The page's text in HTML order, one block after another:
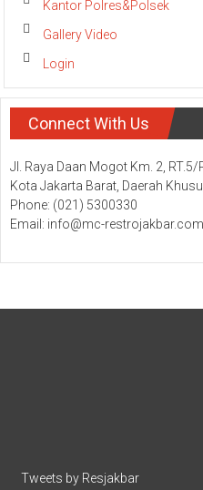
Kantor Polres&Polsek
Gallery Video
Login
Connect With Us
Jl. Raya Daan Mogot Km. 2, RT.5/
Kota Jakarta Barat, Daerah
Phone: (021) 5300330
Email: info@mc-restrojakbar.com
Tweets by Resjakbar